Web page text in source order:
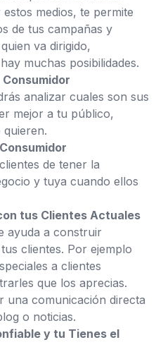
medios, te permite
de tus campañas y
va dirigido,
muchas posibilidades.
analizar cuales son sus
mejor a tu público,
quieren.
de tener la
y tuya cuando ellos
tus Clientes Actuales
ayuda a construir
clientes. Por ejemplo
a clientes
que los aprecias.
una comunicación directa
o noticias.
y tu Tienes el